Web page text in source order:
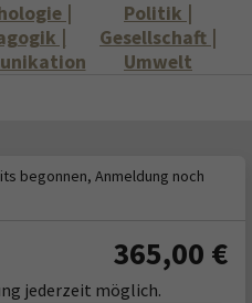
|
|
Politik |
Gesellschaft |
Umwelt
365,00 €
jederzeit möglich.